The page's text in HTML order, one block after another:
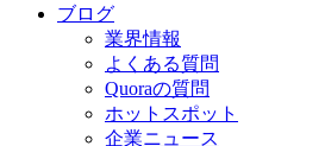
ブログ
業界情報
よくある質問
Quoraの質問
ホットスポット
企業ニュース